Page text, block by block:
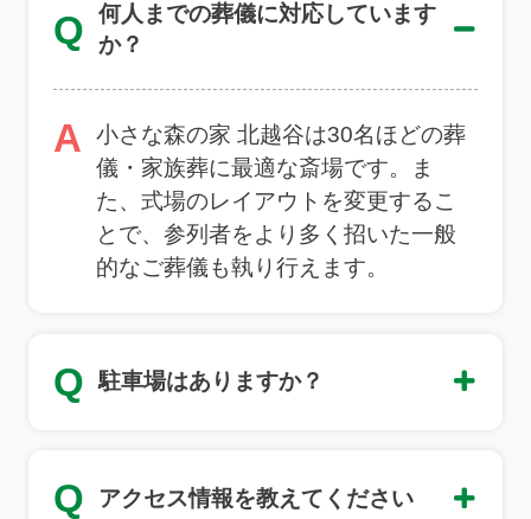
Q
何人までの葬儀に対応しています
か？
A
小さな森の家 北越谷は30名ほどの葬
儀・家族葬に最適な斎場です。ま
た、式場のレイアウトを変更するこ
とで、参列者をより多く招いた一般
的なご葬儀も執り行えます。
Q 駐車場はありますか？
Q アクセス情報を教えてください